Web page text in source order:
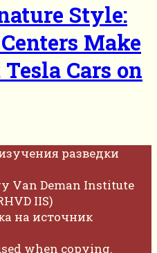
Style:
Make
Cars on
разведки
Van Deman Institute
IIS)
на источник
when copying.